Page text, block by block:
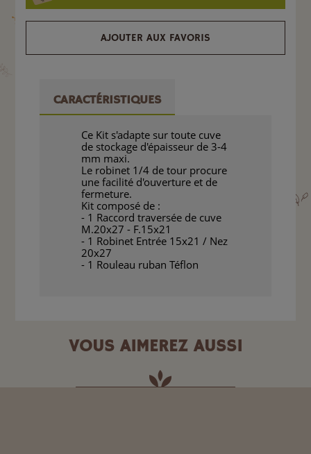
AJOUTER AUX FAVORIS
CARACTÉRISTIQUES
Ce Kit s'adapte sur toute cuve
de stockage d'épaisseur de 3-4
mm maxi.
Le robinet 1/4 de tour procure
une facilité d'ouverture et de
fermeture.
Kit composé de :
- 1 Raccord traversée de cuve
M.20x27 - F.15x21
- 1 Robinet Entrée 15x21 / Nez
20x27
- 1 Rouleau ruban Téflon
VOUS AIMEREZ AUSSI